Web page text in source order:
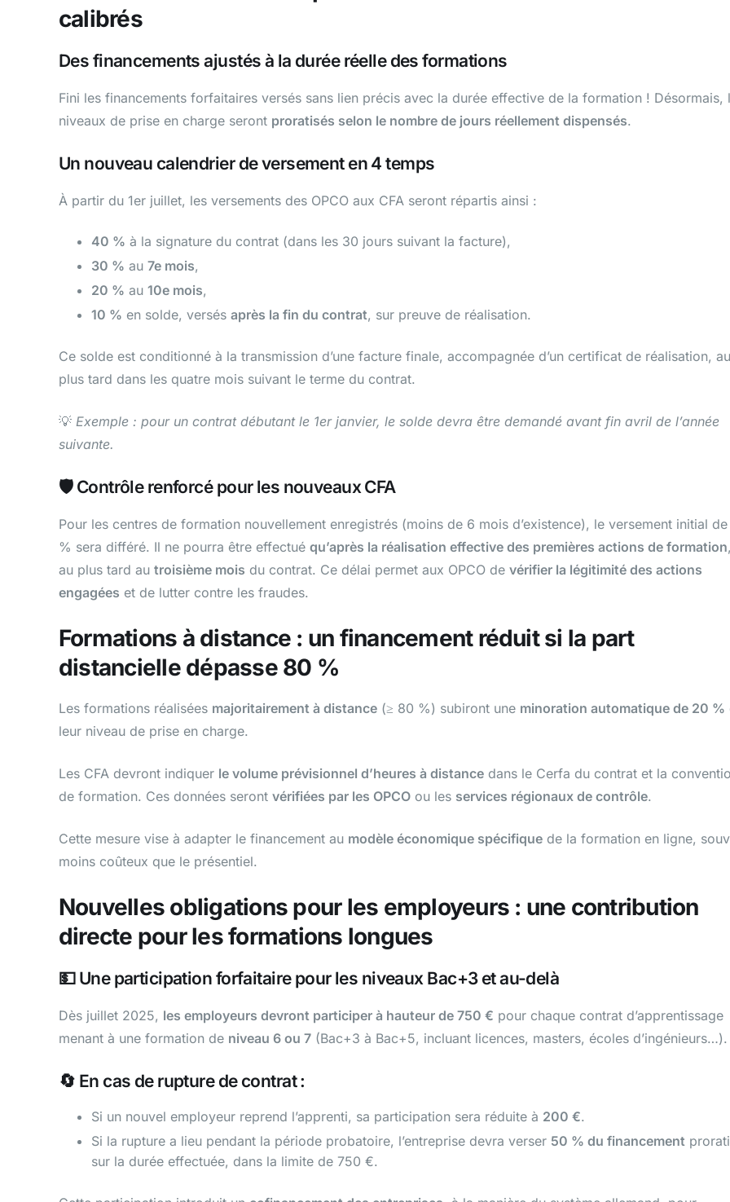
calibrés
Des financements ajustés à la durée réelle des formations
Fini les financements forfaitaires versés sans lien précis avec la durée effective de la formation ! Désormais,
niveaux de prise en charge seront proratisés selon le nombre de jours réellement dispensés.
Un nouveau calendrier de versement en 4 temps
À partir du 1er juillet, les versements des OPCO aux CFA seront répartis ainsi :
40 % à la signature du contrat (dans les 30 jours suivant la facture),
30 % au 7e mois,
20 % au 10e mois,
10 % en solde, versés après la fin du contrat, sur preuve de réalisation.
Ce solde est conditionné à la transmission d’une facture finale, accompagnée d’un certificat de réalisation, au
plus tard dans les quatre mois suivant le terme du contrat.
💡 Exemple : pour un contrat débutant le 1er janvier, le solde devra être demandé avant fin avril de l’année
suivante.
🛡️ Contrôle renforcé pour les nouveaux CFA
Pour les centres de formation nouvellement enregistrés (moins de 6 mois d’existence), le versement initial
% sera différé. Il ne pourra être effectué qu’après la réalisation effective des premières actions de formation
au plus tard au troisième mois du contrat. Ce délai permet aux OPCO de vérifier la légitimité des actions
engagées et de lutter contre les fraudes.
Formations à distance : un financement réduit si la part
distancielle dépasse 80 %
Les formations réalisées majoritairement à distance (≥ 80 %) subiront une minoration automatique de 20 %
leur niveau de prise en charge.
Les CFA devront indiquer le volume prévisionnel d’heures à distance dans le Cerfa du contrat et la
de formation. Ces données seront vérifiées par les OPCO ou les services régionaux de contrôle.
Cette mesure vise à adapter le financement au modèle économique spécifique de la formation en ligne,
moins coûteux que le présentiel.
Nouvelles obligations pour les employeurs : une contribution
directe pour les formations longues
💵 Une participation forfaitaire pour les niveaux Bac+3 et au-delà
Dès juillet 2025, les employeurs devront participer à hauteur de 750 € pour chaque contrat d’apprentissage
menant à une formation de niveau 6 ou 7 (Bac+3 à Bac+5, incluant licences, masters, écoles d’ingénieurs…).
🔄 En cas de rupture de contrat :
Si un nouvel employeur reprend l’apprenti, sa participation sera réduite à 200 €.
Si la rupture a lieu pendant la période probatoire, l’entreprise devra verser 50 % du financement
sur la durée effectuée, dans la limite de 750 €.